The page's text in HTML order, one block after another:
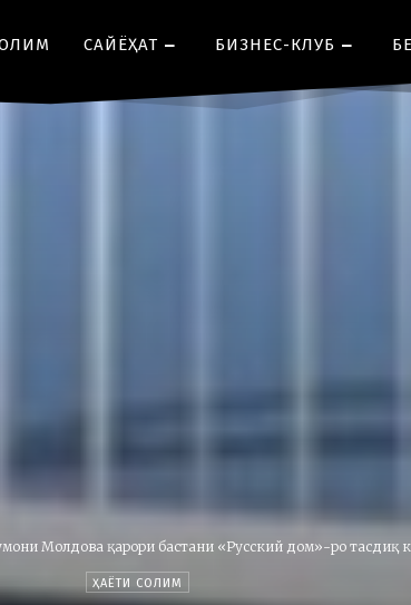
CАЙЁҲАТ БИЗНЕС-КЛУБ
Молдова қарори бастани «Русский дом»-ро тасдиқ
ҲАЁТИ СОЛИМ